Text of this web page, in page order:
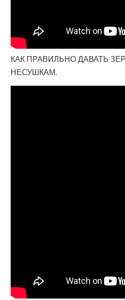
КАК ПРАВИЛЬНО ДАВАТЬ
НЕСУШКАМ.